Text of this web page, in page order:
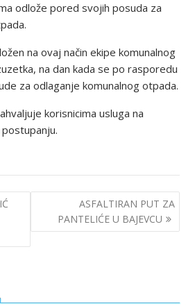
odlože pored svojih posuda za
na ovaj način ekipe komunalnog
na dan kada se po rasporedu
za odlaganje komunalnog otpada.
korisnicima usluga na
ASFALTIRAN PUT ZA
PANTELIĆE U BAJEVCU